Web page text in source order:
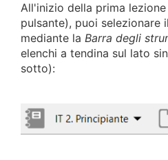
All'inizio della prima lezione
pulsante), puoi selezionare
mediante la Barra degli
elenchi a tendina sul lato
sotto):